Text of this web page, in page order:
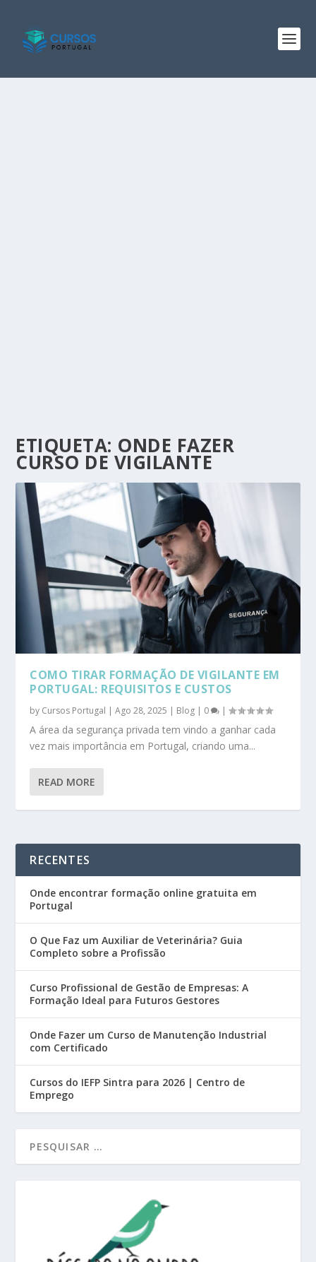
ETIQUETA: ONDE FAZER
CURSO DE VIGILANTE
COMO TIRAR FORMAÇÃO DE VIGILANTE EM
PORTUGAL: REQUISITOS E CUSTOS
by Cursos Portugal |Ago 28, 2025 | Blog | 0 |
A área da segurança privada tem vindo a ganhar cada
vez mais importância em Portugal, criando uma...
READ MORE
RECENTES
Onde encontrar formação online gratuita em
Portugal
O Que Faz um Auxiliar de Veterinária? Guia
Completo sobre a Profissão
Curso Profissional de Gestão de Empresas: A
Formação Ideal para Futuros Gestores
Onde Fazer um Curso de Manutenção Industrial
com Certificado
Cursos do IEFP Sintra para 2026 | Centro de
Emprego